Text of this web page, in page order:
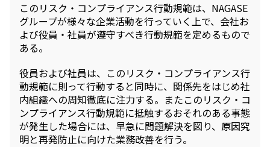
採用情報
新卒採用（総合・事務職）
キャリア採用
NAGASEグループ採用情報
このリスク・コンプライアンス行動規範は、NAGASE
グループが様々な企業活動を行っていく上で、会社お
よび役員・社員が遵守すべき行動規範を定めるもので
ある。
役員および社員は、このリスク・コンプライアンス行
動規範に則って行動すると同時に、関係先をはじめ社
内組織への周知徹底に注力する。またこのリスク・コ
ンプライアンス行動規範に抵触するおそれのある事態
が発生した場合には、早急に問題解決を図り、原因究
明と再発防止に向けた業務改善を行う。